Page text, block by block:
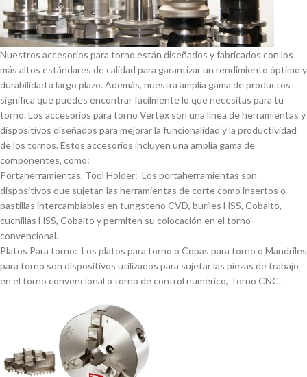
Nuestros accesorios para torno están diseñados y fabricados con los
más altos estándares de calidad para garantizar un rendimiento óptimo y
durabilidad a largo plazo. Además, nuestra amplia gama de productos
significa que puedes encontrar fácilmente lo que necesitas para tu
torno. Los accesorios para torno Vertex son una lí­nea de herramientas y
dispositivos diseñados para mejorar la funcionalidad y la productividad
de los tornos. Estos accesorios incluyen una amplia gama de
componentes, como:
Portaherramientas, Tool Holder: Los portaherramientas son
dispositivos que sujetan las herramientas de corte como insertos o
pastillas intercambiables en tungsteno CVD, buriles HSS, Cobalto,
cuchillas HSS, Cobalto y permiten su colocación en el torno
convencional.
Platos Para torno: Los platos para torno o Copas para torno o Mandriles
para torno son dispositivos utilizados para sujetar las piezas de trabajo
en el torno convencional o torno de control numérico, Torno CNC.